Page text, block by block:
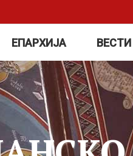
ЕПАРХИЈА ВЕСТИ